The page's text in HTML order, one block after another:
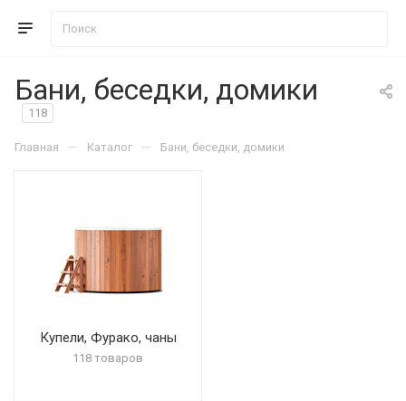
Бани, беседки, домики
118
Главная — Каталог — Бани, беседки, домики
Купели, Фурако, чаны
118 товаров